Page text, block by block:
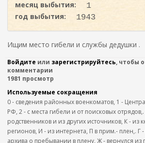
месяц выбытия:
1
год выбытия:
1943
Ищим место гибели и службы дедушки .
Войдите или зарегистрируйтесь, чтобы
комментарии
1981 просмотр
Используемые сокращения
0 - сведения районных военкоматов, 1 -
РФ, 2 - с места гибели и от поисковых отрядов,.
родственников и из других источников, К - из
регионов, И - из интернета, П в прим.- плен,. Г
архива о пребывании в плену, Ж - вернулся из